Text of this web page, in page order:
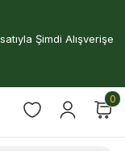
Şimdi Alışverişe
0